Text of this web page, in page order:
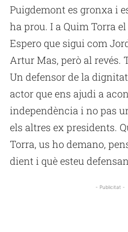
Puigdemont es gronxa i
ha prou. I a Quim Torra
Espero que sigui com
Artur Mas, però al revés.
Un defensor de la
actor que ens ajudi a
independència i no pas
els altres ex presidents.
Torra, us ho demano,
dient i què esteu
- Publicitat -